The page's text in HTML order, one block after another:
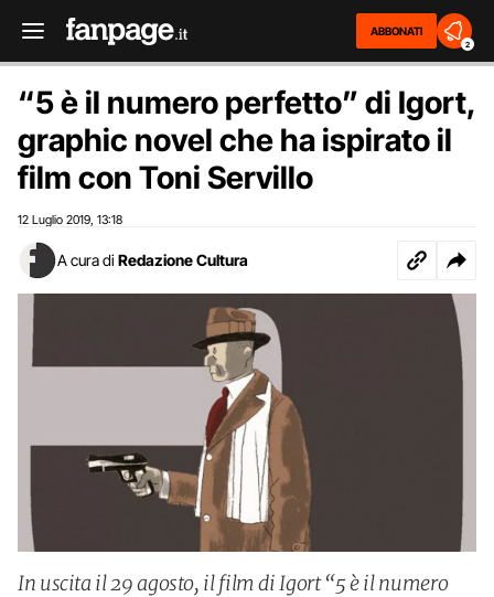
ABBONATI
2
“5 è il numero perfetto” di Igort,
graphic novel che ha ispirato il
film con Toni Servillo
12 Luglio 2019 13:18
A cura di Redazione Cultura
In uscita il 29 agosto, il film di Igort “5 è il numero